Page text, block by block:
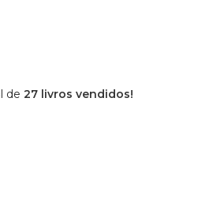
de 27 livros vendidos!